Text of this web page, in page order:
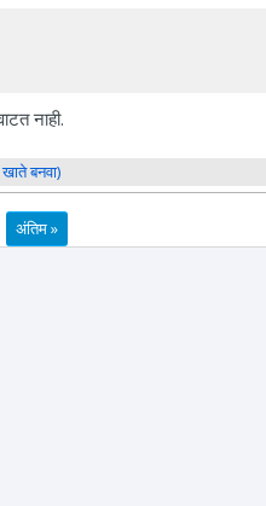
नाही.
बनवा)
अंतिम »